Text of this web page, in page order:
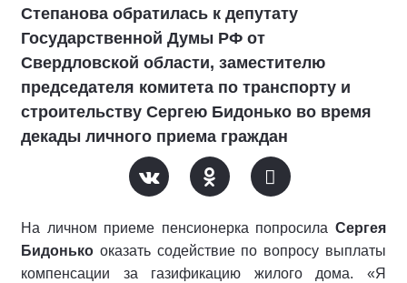
Степанова обратилась к депутату
Государственной Думы РФ от
Свердловской области, заместителю
председателя комитета по транспорту и
строительству Сергею Бидонько во время
декады личного приема граждан
На личном приеме пенсионерка попросила Сергея
Бидонько оказать содействие по вопросу выплаты
компенсации за газификацию жилого дома. «Я